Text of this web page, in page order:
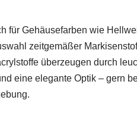
für Gehäusefarben wie
zeitgemäßer
überzeugen durch
eine elegante Optik – gern